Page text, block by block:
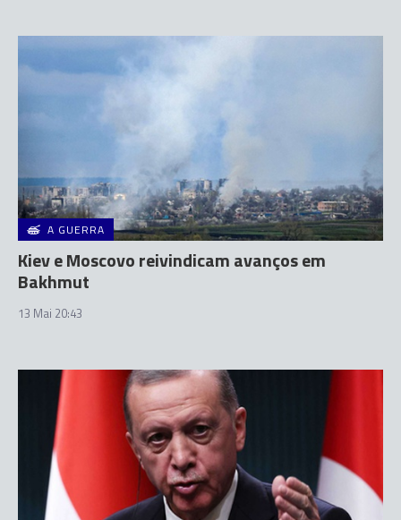
A GUERRA
Kiev e Moscovo reivindicam avanços em
Bakhmut
13 Mai 20:43